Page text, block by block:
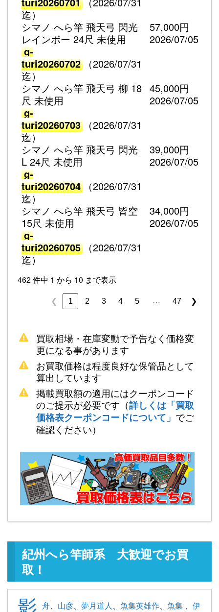
迄）
シマノ へら竿 飛天弓 閃光
レインボー 24尺 未使用
g-
turi20260702
（2026/07/31
迄）
57,000円
2026/07/05
シマノ へら竿 飛天弓 柳 18
尺 未使用
g-
turi20260703
（2026/07/31
迄）
45,000円
2026/07/05
シマノ へら竿 飛天弓 閃光
L 24尺 未使用
g-
turi20260704
（2026/07/31
迄）
39,000円
2026/07/05
シマノ へら竿 飛天弓 皆空
15尺 未使用
g-
turi20260705
（2026/07/31
迄）
34,000円
2026/07/05
462 件中 1 から 10 まで表示
❮ 1 2 3 4 5 … 47 ❯
買取相場・在庫変動で予告なく価格変
更になる事があります
お買取価格は程度良好な保管品として
算出しています
掲載買取額の適用にはクーポンコード
のご提示が必要です（詳しくは「買取
価格表クーポンコードについて」 でご
確認ください）
紀州へら竿師系 大歓迎でお買
取！
影 舟、 山彦、 夢月道人、 魚集英雄作、 魚集 、 伊